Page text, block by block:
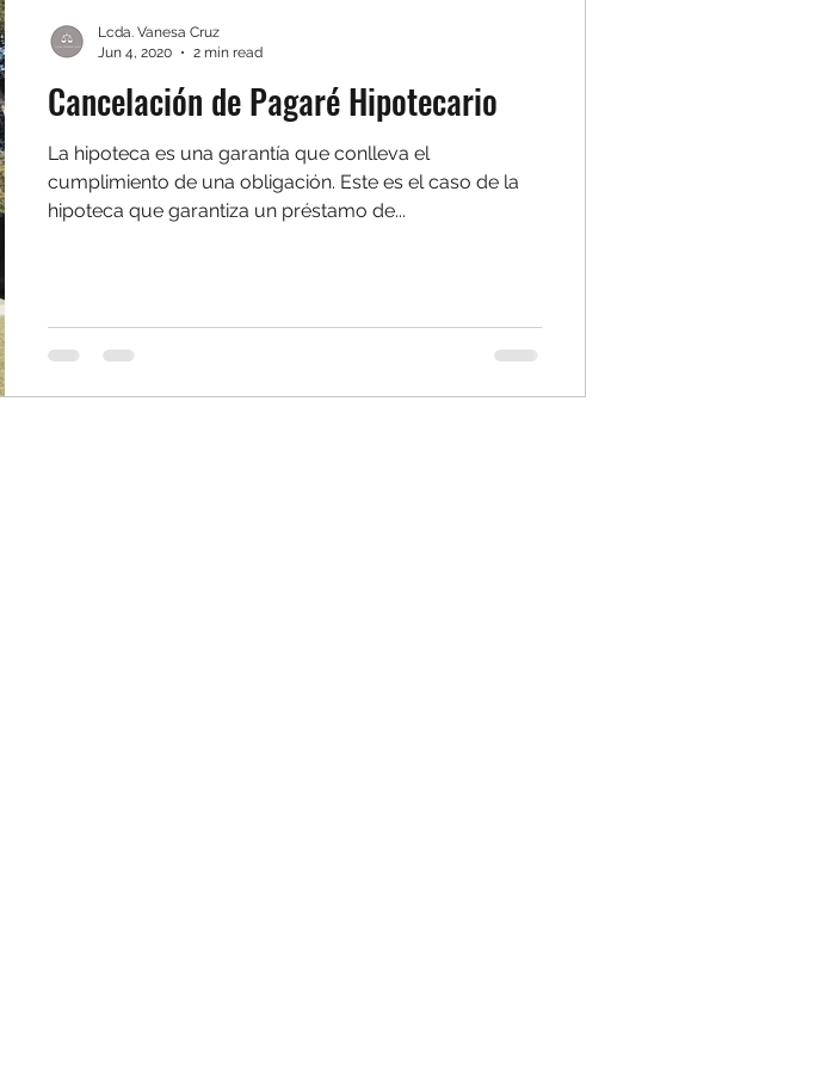
Cancelación de Pagaré Hipotecario
La hipoteca es una garantía que conlleva el
cumplimiento de una obligación. Este es el caso de la
hipoteca que garantiza un préstamo de...
Lcda. Vanesa Cruz
Jun 4, 2020
2 min read